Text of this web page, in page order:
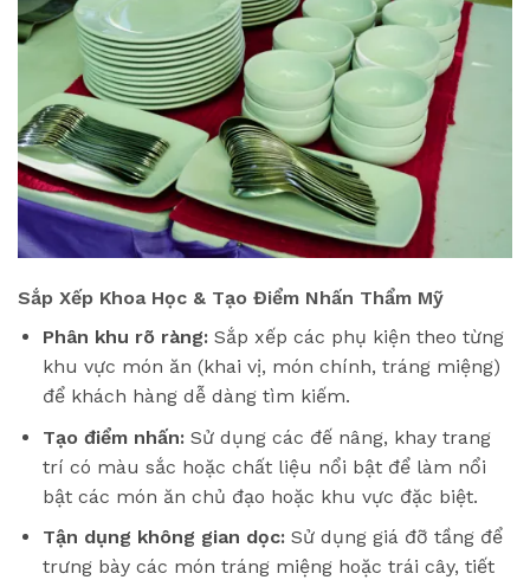
Sắp Xếp Khoa Học & Tạo Điểm Nhấn Thẩm Mỹ
Phân khu rõ ràng:Sắp xếp các phụ kiện theo từng
khu vực món ăn (khai vị, món chính, tráng miệng)
để khách hàng dễ dàng tìm kiếm.
Tạo điểm nhấn:Sử dụng các đế nâng, khay trang
trí có màu sắc hoặc chất liệu nổi bật để làm nổi
bật các món ăn chủ đạo hoặc khu vực đặc biệt.
Tận dụng không gian dọc:Sử dụng giá đỡ tầng để
trưng bày các món tráng miệng hoặc trái cây, tiết